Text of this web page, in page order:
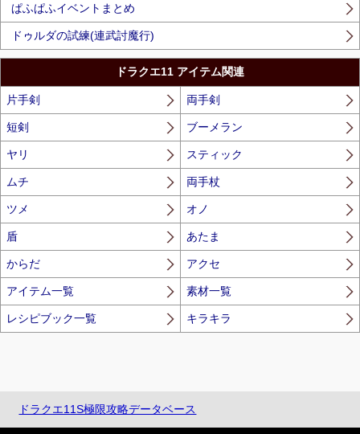
ぱふぱふイベントまとめ
ドゥルダの試練(連武討魔行)
ドラクエ11 アイテム関連
片手剣 両手剣
短剣 ブーメラン
ヤリ スティック
ムチ 両手杖
ツメ オノ
盾 あたま
からだ アクセ
アイテム一覧 素材一覧
レシピブック一覧 キラキラ
ドラクエ11S極限攻略データベース